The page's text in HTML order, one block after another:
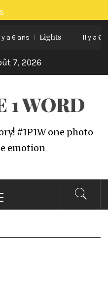
a 6 ans Lights Il y a 6 ans
7, 2026
1 WORD
#1P1W one photo
emotion